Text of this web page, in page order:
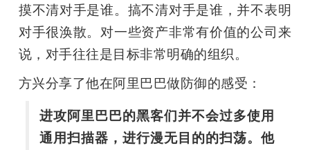
摸不清对手是谁。搞不清对手是谁，并不表明
对手很涣散。对一些资产非常有价值的公司来
说，对手往往是目标非常明确的组织。
方兴分享了他在阿里巴巴做防御的感受：
进攻阿里巴巴的黑客们并不会过多使用
通用扫描器，进行漫无目的的扫荡。他